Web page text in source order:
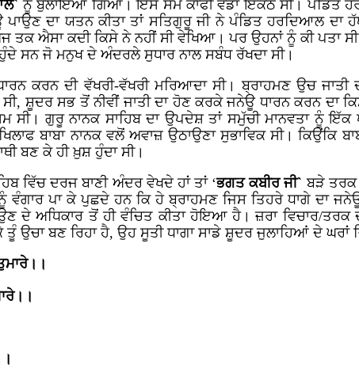
ਨੂੰ ਬੁਲਾਇਆ ਗਿਆ। ਇਸ ਸਮੇਂ ਕਾਫੀ ਵੱਡਾ ਇਕੱਠ ਸੀ। ਪੰਡਿਤ
ਦਾ ਯਤਨ ਕੀਤਾ ਤਾਂ ਸਤਿਗੁਰੂ ਜੀ ਨੇ ਪੰਡਿਤ ਹਰਦਿਆਲ ਦਾ
ਐਸਾ ਕਦੀ ਕਿਸੇ ਨੇ ਨਹੀਂ ਸੀ ਵੇਖਿਆ। ਪਰ ਉਹਨਾਂ ਨੂੰ ਕੀ ਪਤਾ ਸੀ
ਸਨ ਜੋ ਮਨੁਖ ਦੇ ਅੰਦਰਲੇ ਸੁਧਾਰ ਨਾਲ ਸਬੰਧ ਰੱਖਦਾ ਸੀ।
ਕਰਨ ਦੀ ਵੱਖਰੀ-ਵੱਖਰੀ ਮਰਿਆਦਾ ਸੀ। ਬ੍ਰਾਹਮਣ ਉਚ
ਸ਼ੂਦਰ ਸਭ ਤੋਂ ਨੀਵੀਂ ਜਾਤੀ ਦਾ ਹੋਣ ਕਰਕੇ ਜਨੇਊ ਧਾਰਨ ਕਰਨ ਦਾ
ਗੁਰੂ ਨਾਨਕ ਸਾਹਿਬ ਦਾ ਉਪਦੇਸ਼ ਤਾਂ ਸਮੁੱਚੀ ਮਾਨਵਤਾ ਨੂੰ
ਬਾਬਾ ਨਾਨਕ ਵਲੋਂ ਅਵਾਜ਼ ਉਠਾਉਣਾ ਸੁਭਾਵਿਕ ਸੀ। ਕਿਉਂਕਿ
ਬਣ ਕੇ ਹੀ ਖ਼ੁਸ਼ ਹੁੰਦਾ ਸੀ।
ਵਿੱਚ ਦਰਜ ਬਾਣੀ ਅੰਦਰ ਵੇਖਦੇ ਹਾਂ ਤਾਂ ‘ਭਗਤ ਕਬੀਰ ਜੀ`ਬੜੇ ਤਰਕ
ਪਾ ਕੇ ਪੁਛਦੇ ਹਨ ਕਿ ਹੇ ਬ੍ਰਾਹਮਣ ਜਿਸ ਤਿਹਰੇ ਧਾਗੇ ਦਾ
ਦੇ ਅਧਿਕਾਰ ਤੋਂ ਹੀ ਵੰਚਿਤ ਕੀਤਾ ਹੋਇਆ ਹੈ। ਜ਼ਰਾ ਵਿਚਾਰ/
ਉਚਾ ਬਣ ਰਿਹਾ ਹੈ, ਉਹ ਸੂਤੀ ਧਾਗਾ ਸਾਡੇ ਸ਼ੂਦਰ ਜੁਲਾਹਿਆਂ ਦੇ